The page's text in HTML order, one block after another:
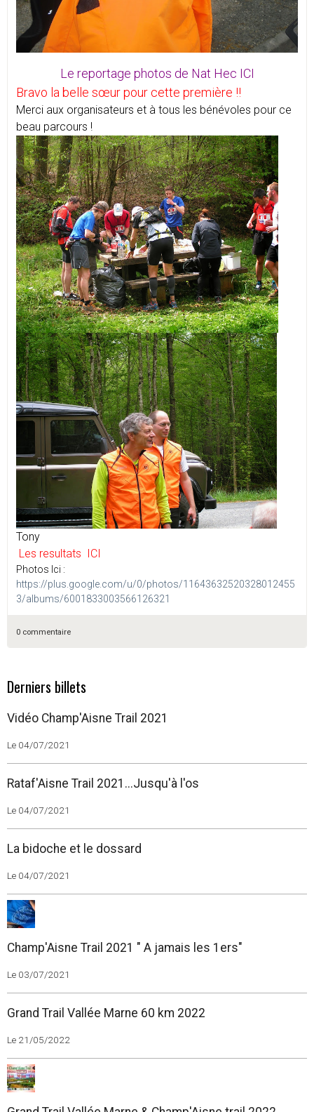
Le reportage photos de Nat Hec ICI
Bravo la belle sœur pour cette première !!
Merci aux organisateurs et à tous les bénévoles pour ce
beau parcours !
Tony
Les resultats ICI
Photos Ici :
https://plus.google.com/u/0/photos/11643632520328012455
3/albums/6001833003566126321
0 commentaire
Derniers billets
Vidéo Champ'Aisne Trail 2021
Le 04/07/2021
Rataf'Aisne Trail 2021...Jusqu'à l'os
Le 04/07/2021
La bidoche et le dossard
Le 04/07/2021
Champ'Aisne Trail 2021 " A jamais les 1ers"
Le 03/07/2021
Grand Trail Vallée Marne 60 km 2022
Le 21/05/2022